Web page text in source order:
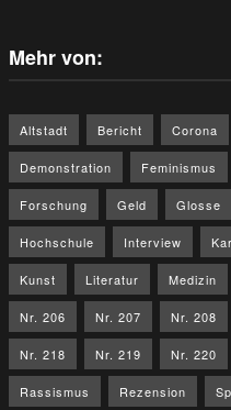
Mehr von:
Altstadt Bericht Corona
Demonstration Feminismus
Forschung Geld Glosse
Hochschule Interview
Kunst Literatur Medizin
Nr. 206 Nr. 207 Nr. 208
Nr. 218 Nr. 219 Nr. 220
Rassismus Rezension